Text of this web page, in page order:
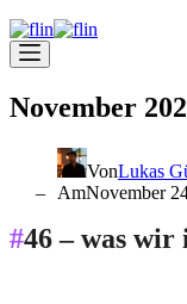
November
VonLukas
AmNovember
#46 – was wir